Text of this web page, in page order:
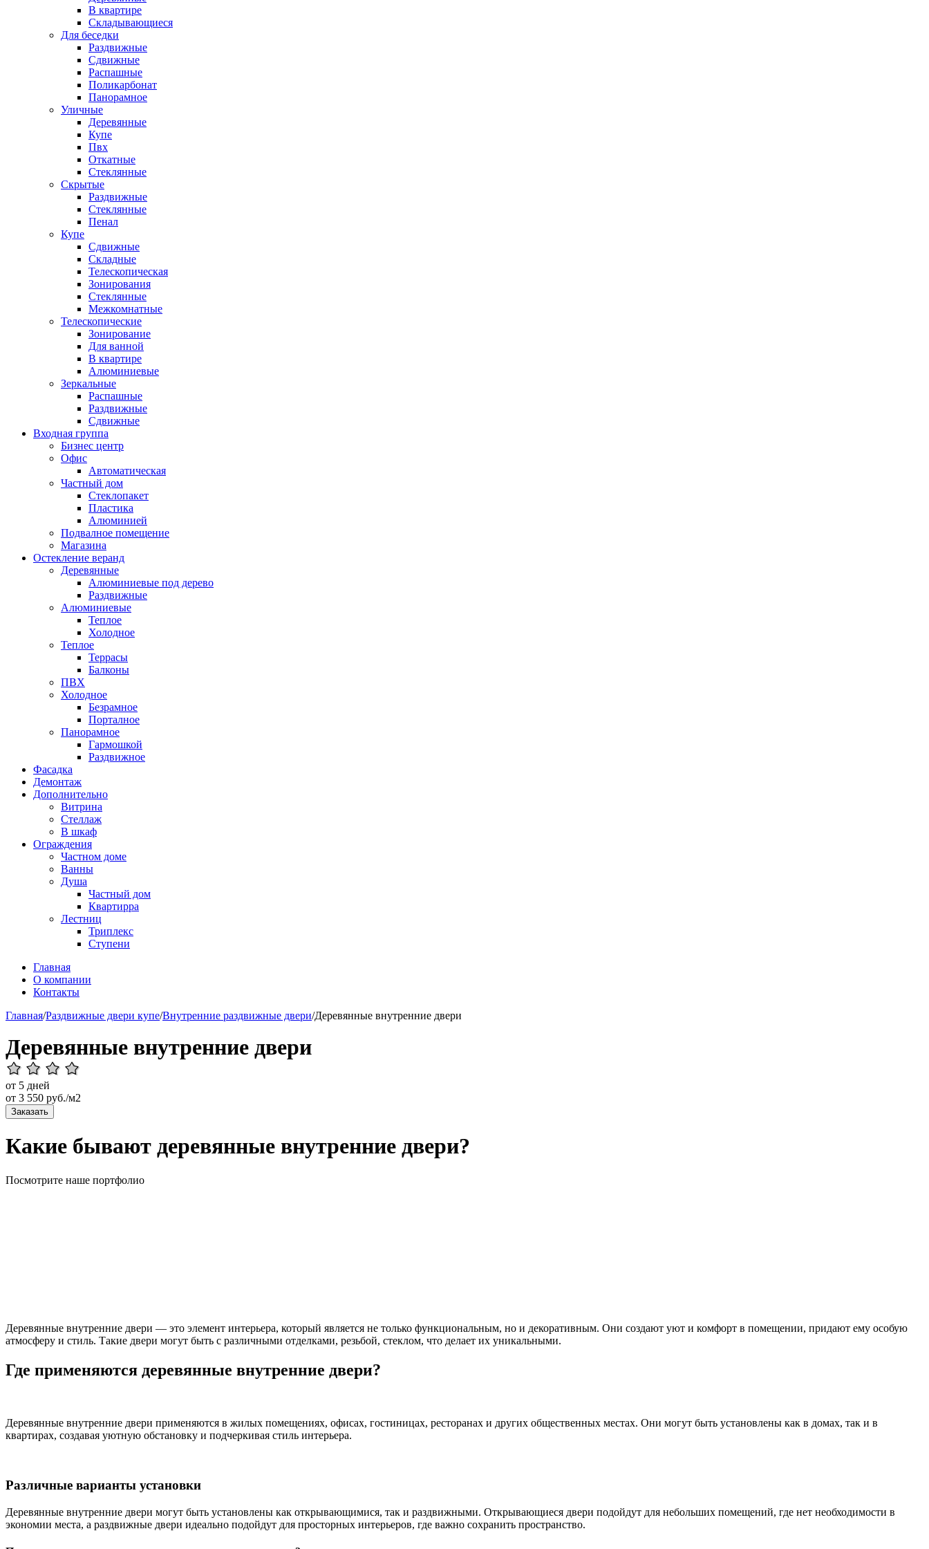
В квартире
Складывающиеся
Для беседки
Раздвижные
Сдвижные
Распашные
Поликарбонат
Панорамное
Уличные
Деревянные
Купе
Пвх
Откатные
Стеклянные
Скрытые
Раздвижные
Стеклянные
Пенал
Купе
Сдвижные
Складные
Телескопическая
Зонирования
Стеклянные
Межкомнатные
Телескопические
Зонирование
Для ванной
В квартире
Алюминиевые
Зеркальные
Распашные
Раздвижные
Сдвижные
Входная группа
Бизнес центр
Офис
Автоматическая
Частный дом
Стеклопакет
Пластика
Алюминией
Подвалное помещение
Магазина
Остекление веранд
Деревянные
Алюминиевые под дерево
Раздвижные
Алюминиевые
Теплое
Холодное
Теплое
Террасы
Балконы
ПВХ
Холодное
Безрамное
Порталное
Панорамное
Гармошкой
Раздвижное
Фасадка
Демонтаж
Дополнительно
Витрина
Стеллаж
В шкаф
Ограждения
Частном доме
Ванны
Душа
Частный дом
Квартирра
Лестниц
Триплекс
Ступени
Главная
О компании
Контакты
Главная/Раздвижные двери купе/Внутренние раздвижные двери/Деревянные внутренние двери
Деревянные внутренние двери
от 5 дней
от 3 550 руб./м2
Заказать
Какие бывают деревянные внутренние двери?
Посмотрите наше портфолио
Деревянные внутренние двери — это элемент интерьера, который является не только функциональным, но и декоративным. Они создают уют и комфорт в помещении, придают ему особую
атмосферу и стиль. Такие двери могут быть с различными отделками, резьбой, стеклом, что делает их уникальными.
Где применяются деревянные внутренние двери?
Деревянные внутренние двери применяются в жилых помещениях, офисах, гостиницах, ресторанах и других общественных местах. Они могут быть установлены как в домах, так и в
квартирах, создавая уютную обстановку и подчеркивая стиль интерьера.
Различные варианты установки
Деревянные внутренние двери могут быть установлены как открывающимися, так и раздвижными. Открывающиеся двери подойдут для небольших помещений, где нет необходимости в
экономии места, а раздвижные двери идеально подойдут для просторных интерьеров, где важно сохранить пространство.